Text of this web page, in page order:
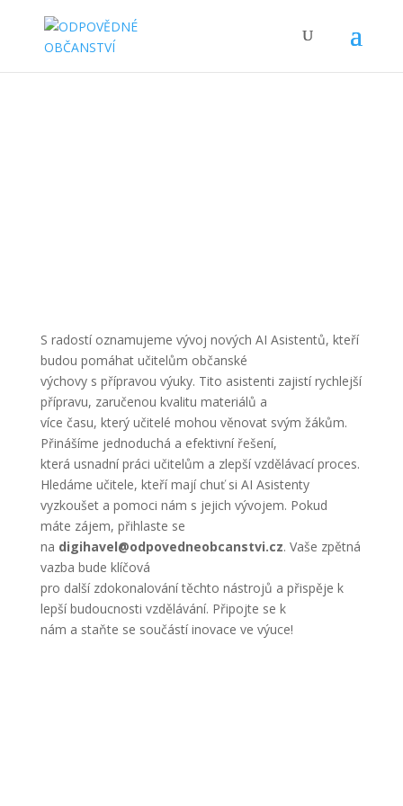
S radostí oznamujeme vývoj nových AI Asistentů, kteří
budou pomáhat učitelům občanské
výchovy s přípravou výuky. Tito asistenti zajistí rychlejší
přípravu, zaručenou kvalitu materiálů a
více času, který učitelé mohou věnovat svým žákům.
Přinášíme jednoduchá a efektivní řešení,
která usnadní práci učitelům a zlepší vzdělávací proces.
Hledáme učitele, kteří mají chuť si AI Asistenty
vyzkoušet a pomoci nám s jejich vývojem. Pokud
máte zájem, přihlaste se
na digihavel@odpovedneobcanstvi.cz. Vaše zpětná
vazba bude klíčová
pro další zdokonalování těchto nástrojů a přispěje k
lepší budoucnosti vzdělávání. Připojte se k
nám a staňte se součástí inovace ve výuce!